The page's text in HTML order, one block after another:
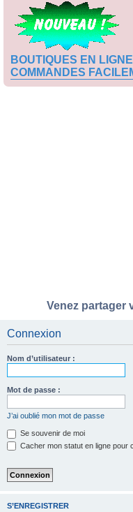
BOUTIQUES EN
COMMANDES
Venez partager
Connexion
Nom d’utilisateur :
Mot de passe :
J’ai oublié mon mot de passe
Se souvenir de moi
Cacher mon statut en ligne pour
S’ENREGISTRER